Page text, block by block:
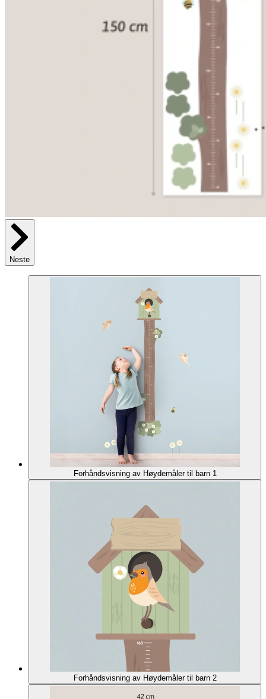
Neste
Forhåndsvisning av Høydemåler til barn 1
Forhåndsvisning av Høydemåler til barn 2